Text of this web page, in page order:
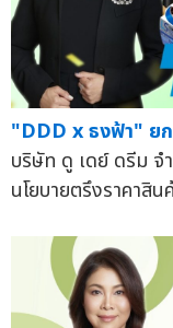
"DDD x ธงฟ้า" ย
บริษัท ดู เดย์ ดรีม จ
นโยบายตรึงราคาสิน